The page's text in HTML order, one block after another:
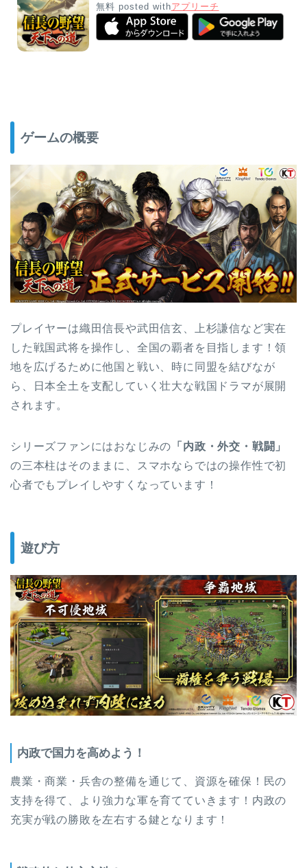
無料 posted withアプリーチ
ゲームの概要
プレイヤーは織田信長や武田信玄、上杉謙信など実在
した戦国武将を操作し、全国の覇者を目指します！領
地を広げるために他国と戦い、時に同盟を結びなが
ら、日本全土を支配していく壮大な戦国ドラマが展開
されます。
シリーズファンにはおなじみの 「内政・外交・戦闘」
の三本柱はそのままに、スマホならではの操作性で初
心者でもプレイしやすくなっています！
遊び方
内政で国力を高めよう！
農業・商業・兵舎の整備を通じて、資源を確保！民の
支持を得て、より強力な軍を育てていきます！内政の
充実が戦の勝敗を左右する鍵となります！